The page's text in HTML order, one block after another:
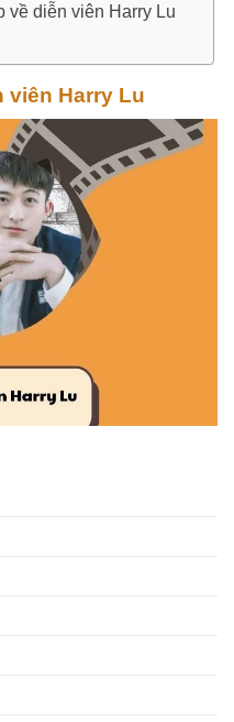
về diễn viên Harry Lu
viên Harry Lu